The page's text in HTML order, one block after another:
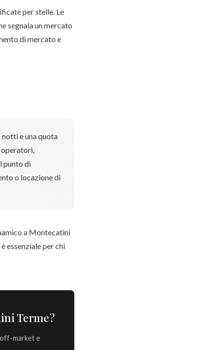
per stelle. Le
segnala un mercato
di mercato e
e una quota
operatori,
punto di
o locazione di
a Montecatini
essenziale per chi
Terme?
market e